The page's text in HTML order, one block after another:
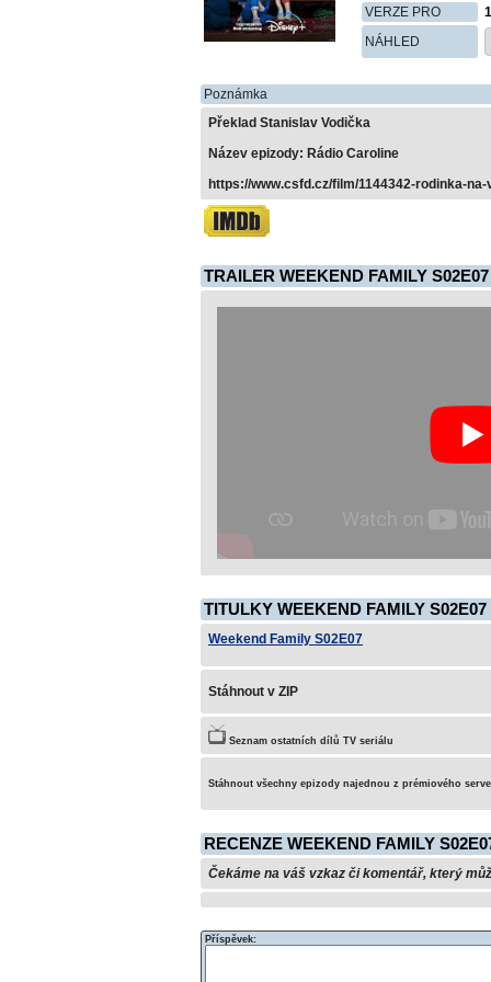
VERZE PRO
NÁHLED
Poznámka
Překlad Stanislav Vodička
Název epizody: Rádio Caroline
https://www.csfd.cz/film/1144342-rodinka-
TRAILER WEEKEND FAMILY S02E07
TITULKY WEEKEND FAMILY S02E07
Weekend Family S02E07
Stáhnout v ZIP
Seznam ostatních dílů TV seriálu
Stáhnout všechny epizody najednou z prémiového
RECENZE WEEKEND FAMILY
Čekáme na váš vzkaz či komentář, který
Příspěvek: